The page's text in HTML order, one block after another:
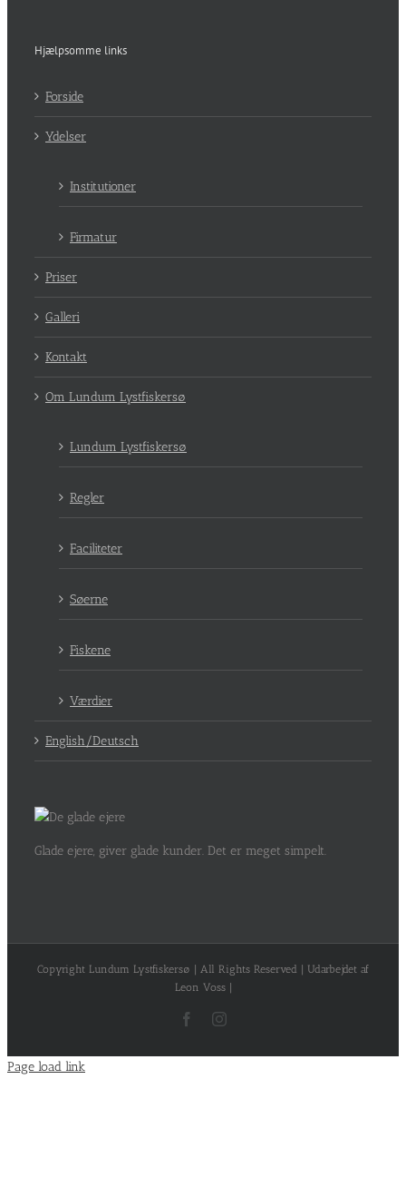
Hjælpsomme links
Forside
Ydelser
Institutioner
Firmatur
Priser
Galleri
Kontakt
Om Lundum Lystfiskersø
Lundum Lystfiskersø
Regler
Faciliteter
Søerne
Fiskene
Værdier
English/Deutsch
Glade ejere, giver glade kunder. Det er meget simpelt.
Copyright Lundum Lystfiskersø | All Rights Reserved | Udarbejdet af
Leon Voss |
FacebookInstagram
Page load link